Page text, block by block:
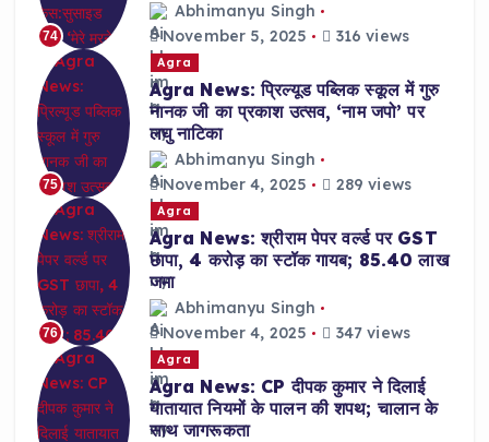
74
Abhimanyu Singh
November 5, 2025
316 views
75
Agra
Agra News: प्रिल्यूड पब्लिक स्कूल में गुरु
नानक जी का प्रकाश उत्सव, ‘नाम जपो’ पर
लघु नाटिका
Abhimanyu Singh
November 4, 2025
289 views
76
Agra
Agra News: श्रीराम पेपर वर्ल्ड पर GST
छापा, 4 करोड़ का स्टॉक गायब; 85.40 लाख
जमा
Abhimanyu Singh
November 4, 2025
347 views
Agra
Agra News: CP दीपक कुमार ने दिलाई
यातायात नियमों के पालन की शपथ; चालान के
साथ जागरूकता